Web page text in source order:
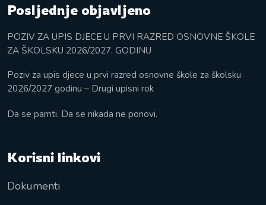
Posljednje objavljeno
POZIV ZA UPIS DJECE U PRVI RAZRED OSNOVNE ŠKOLE
ZA ŠKOLSKU 2026/2027. GODINU
Poziv za upis djece u prvi razred osnovne škole za školsku
2026/2027 godinu – Drugi upisni rok
Da se pamti. Da se nikada ne ponovi.
Korisni linkovi
Dokumenti